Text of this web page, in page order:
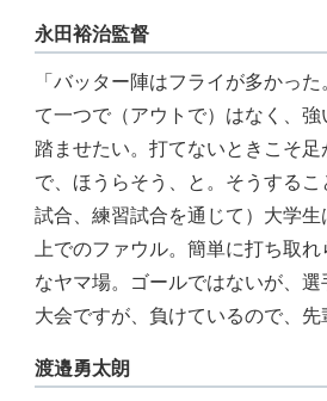
永田裕治監督
「バッター陣はフライが多かっ
て一つで（アウトで）はなく、
踏ませたい。打てないときこそ
で、ほうらそう、と。そうする
試合、練習試合を通じて）大学
上でのファウル。簡単に打ち取
なヤマ場。ゴールではないが、
大会ですが、負けているので、先
渡邉勇太朗